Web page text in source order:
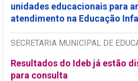
unidades educacionais para
atendimento na Educação
SECRETARIA MUNICIPAL DE
Resultados do Ideb já estão
para consulta